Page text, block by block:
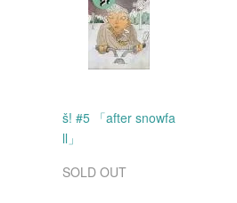
š! #5 「after snowfa
ll」
SOLD OUT